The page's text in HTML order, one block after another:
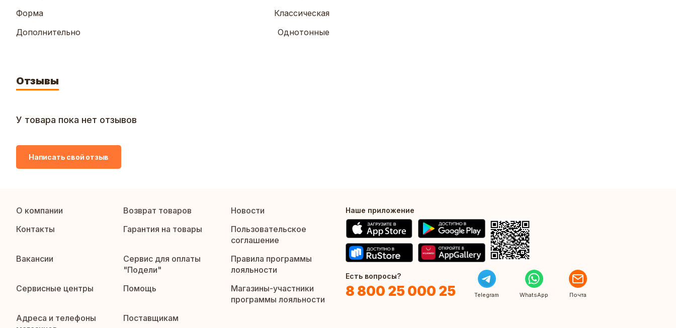
Форма
Классическая
Дополнительно
Однотонные
Отзывы
У товара пока нет отзывов
Написать свой отзыв
О компании Возврат товаров
Новости
Контакты
Гарантия на товары
Пользовательское
соглашение
Вакансии
Сервис для оплаты
"Подели"
Правила программы
лояльности
Сервисные центры
Помощь
Магазины-участники
программы лояльности
Адреса и телефоны
Поставщикам
Наше приложение
Есть вопросы?
8 800 25 000 25 Telegram WhatsApp Почта